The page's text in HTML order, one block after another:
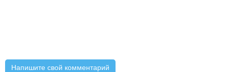
Напишите свой комментарий